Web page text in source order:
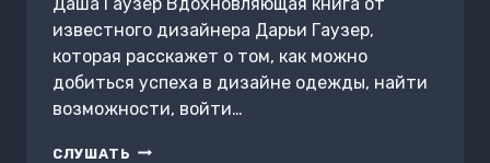
известного дизайнера Дарьи Гаузер,
которая расскажет о том, как можно
добиться успеха в дизайне одежды, найти
возможности, войти…
СЛУШАТЬ DASHA